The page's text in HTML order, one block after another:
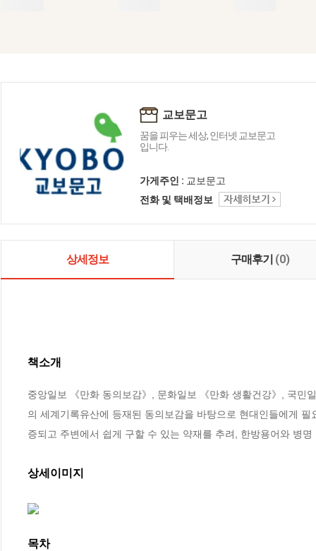
교보문고
꿈을 피우는 세상, 인터넷 교보문고
입니다.
가게주인 : 교보문고
전화 및 택배정보
상세정보 구매후기 (0)
책소개
중앙일보 《만화 동의보감》, 문화일보 《만화 생활건강》, 국민
의 세계기록유산에 등재된 동의보감을 바탕으로 현대인들에게
증되고 주변에서 쉽게 구할 수 있는 약재를 추려, 한방용어와 병
상세이미지
목차